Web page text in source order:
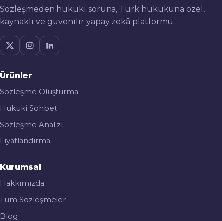
Sözleşmeden hukuki soruna, Türk hukukuna özel,
kaynaklı ve güvenilir yapay zekâ platformu.
Ürünler
Sözleşme Oluşturma
Hukuki Sohbet
Sözleşme Analizi
Fiyatlandırma
Kurumsal
Hakkımızda
Tüm Sözleşmeler
Blog